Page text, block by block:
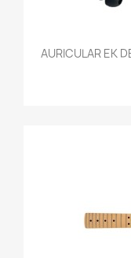
AURICULAR EK